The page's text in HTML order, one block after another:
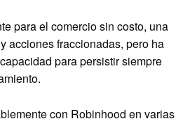
para el comercio sin costo, una
acciones fraccionadas, pero ha
para persistir siempre
con Robinhood en varias